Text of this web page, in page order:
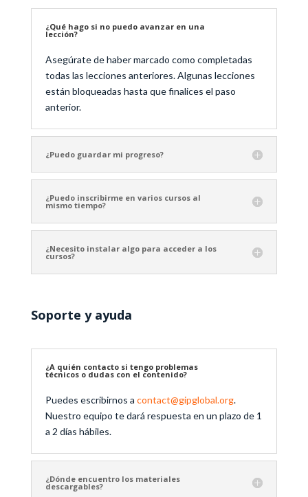
¿Qué hago si no puedo avanzar en una
lección?
Asegúrate de haber marcado como completadas
todas las lecciones anteriores. Algunas lecciones
están bloqueadas hasta que finalices el paso
anterior.
¿Puedo guardar mi progreso?
¿Puedo inscribirme en varios cursos al
mismo tiempo?
¿Necesito instalar algo para acceder a los
cursos?
Soporte y ayuda
¿A quién contacto si tengo problemas
técnicos o dudas con el contenido?
Puedes escribirnos a contact@gipglobal.org.
Nuestro equipo te dará respuesta en un plazo de 1
a 2 días hábiles.
¿Dónde encuentro los materiales
descargables?